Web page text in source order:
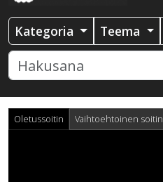
Kategoria Teema
Oletussoitin Vaihtoehtoinen soitin